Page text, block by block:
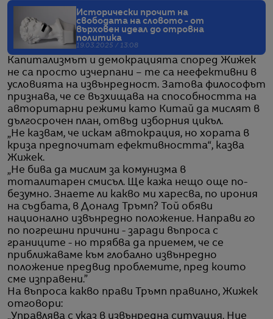
Исторически прочит на
свободата на словото - от
върховен идеал до отровна
политика
19.03.2025 / 13:08
Капитализмът и демокрацията според Жижек
не са просто изчерпани – те са неефективни в
условията на извънредност. Затова философът
признава, че се възхищава на способността на
авторитарни режими като Китай да мислят в
дългосрочен план, отвъд изборния цикъл.
„Не казвам, че искам автокрация, но хората в
криза предпочитат ефективността“, казва
Жижек.
„Не бива да мислим за комунизма в
тоталитарен смисъл. Ще кажа нещо още по-
безумно. Знаете ли какво ми харесва, по ирония
на съдбата, в Доналд Тръмп? Той обяви
национално извънредно положение. Направи го
по погрешни причини - заради въпроса с
границите - но трябва да приемем, че се
приближаваме към глобално извънредно
положение предвид проблемите, пред които
сме изправени.”
На въпроса какво прави Тръмп правилно, Жижек
отговори:
„Управлява с указ в извънредна ситуация. Ние